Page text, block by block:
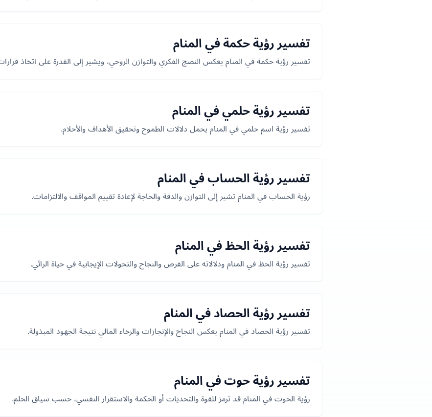
تفسير رؤية حكمة في المنام
تفسير رؤية حكمة في المنام يعكس النضج الفكري والتوازن الروحي، ويشير إلى القدرة على اتخاذ
تفسير رؤية حلمي في المنام
تفسير رؤية اسم حلمي في المنام يحمل دلالات الطموح وتحقيق الأهداف والأحلام.
تفسير رؤية الحساب في المنام
رؤية الحساب في المنام تشير إلى التوازن والدقة والحاجة لإعادة تقييم المواقف والالتزامات.
تفسير رؤية الحظ في المنام
تفسير رؤية الحظ في المنام ودلالاته على الفرص والنجاح والتحولات الإيجابية في حياة الرائي.
تفسير رؤية الحصاد في المنام
تفسير رؤية الحصاد في المنام يعكس النجاح والإنجازات والرخاء المالي نتيجة الجهود المبذولة.
تفسير رؤية حوت في المنام
رؤية الحوت في المنام قد ترمز للقوة والتحديات أو الحكمة والاستقرار النفسي، حسب سياق الحلم.